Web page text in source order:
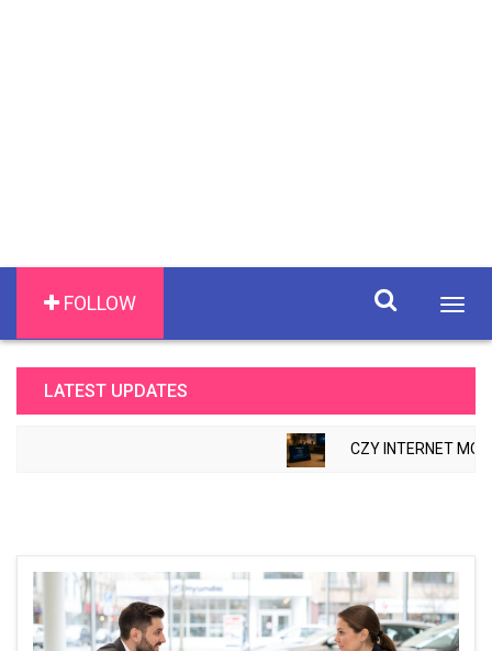
FOLLOW
LATEST UPDATES
CZY INTERNET